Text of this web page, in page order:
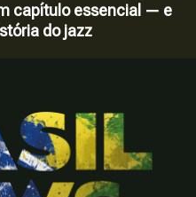
capítulo essencial — e
do jazz